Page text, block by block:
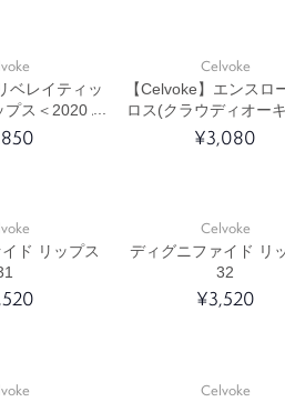
ベレイティッ
プス＜2020 A/
(コッパーブラ
ン)
Celvoke
【Celvoke】エンスロ
ロス(クラウディオー
＜2021 S/S¥3,080
ド リップス
Celvoke
ディグニファイド リ
32
¥3,520
Celvoke